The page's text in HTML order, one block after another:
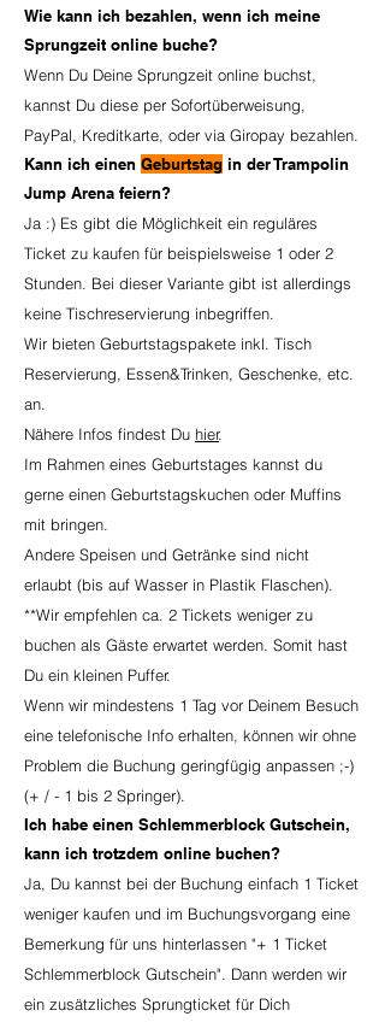
Wie kann ich bezahlen, wenn ich meine
Sprungzeit online buche?
Wenn Du Deine Sprungzeit online buchst,
kannst Du diese per Sofortüberweisung,
PayPal, Kreditkarte, oder via Giropay bezahlen.
Kann ich einen Geburtstag in der Trampolin
Jump Arena feiern?
Ja :) Es gibt die Möglichkeit ein reguläres
Ticket zu kaufen für beispielsweise 1 oder 2
Stunden. Bei dieser Variante gibt ist allerdings
keine Tischreservierung inbegriffen.
Wir bieten Geburtstagspakete inkl. Tisch
Reservierung, Essen&Trinken, Geschenke, etc.
an.
Nähere Infos findest Du hier.
Im Rahmen eines Geburtstages kannst du
gerne einen Geburtstagskuchen oder Muffins
mit bringen.
Andere Speisen und Getränke sind nicht
erlaubt (bis auf Wasser in Plastik Flaschen).
**Wir empfehlen ca. 2 Tickets weniger zu
buchen als Gäste erwartet werden. Somit hast
Du ein kleinen Puffer.
Wenn wir mindestens 1 Tag vor Deinem Besuch
eine telefonische Info erhalten, können wir ohne
Problem die Buchung geringfügig anpassen ;-)
(+ / - 1 bis 2 Springer).
Ich habe einen Schlemmerblock Gutschein,
kann ich trotzdem online buchen?
Ja, Du kannst bei der Buchung einfach 1 Ticket
weniger kaufen und im Buchungsvorgang eine
Bemerkung für uns hinterlassen "+ 1 Ticket
Schlemmerblock Gutschein". Dann werden wir
ein zusätzliches Sprungticket für Dich